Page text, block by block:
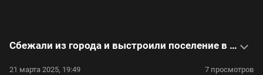
Сбежали из города и выстроили поселение в лесу. Интервью с жителями родовых поместий
21 марта 2025, 19:49 7 просмотров